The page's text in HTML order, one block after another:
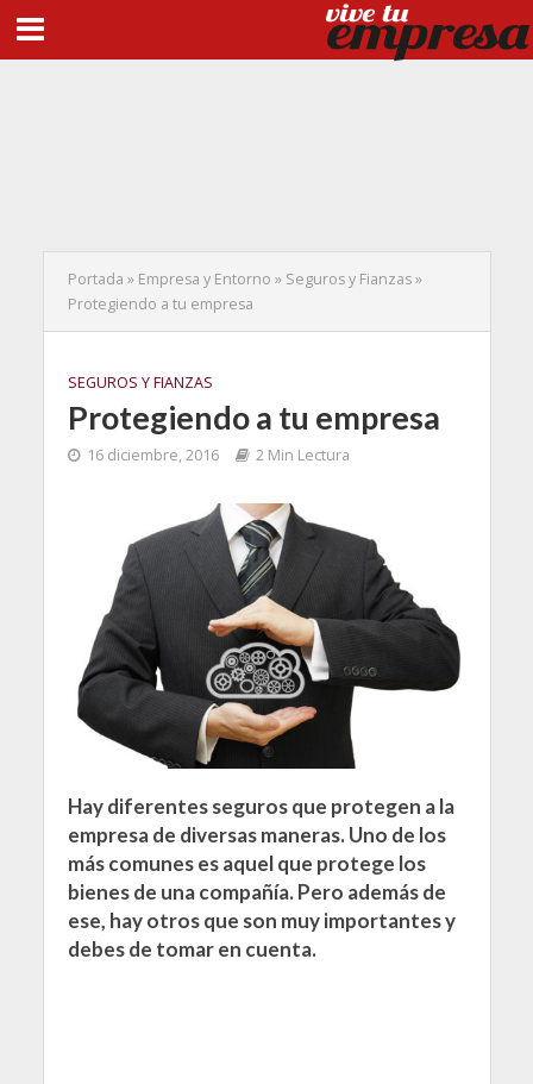
Portada » Empresa y Entorno » Seguros y Fianzas»
Protegiendo a tu empresa
SEGUROS Y FIANZAS
Protegiendo a tu empresa
16 diciembre, 2016 2 Min Lectura
Hay diferentes seguros que protegen a la
empresa de diversas maneras. Uno de los
más comunes es aquel que protege los
bienes de una compañía. Pero además de
ese, hay otros que son muy importantes y
debes de tomar en cuenta.